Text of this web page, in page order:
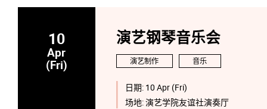
10
Apr
(Fri)
演艺钢琴音乐会
演艺制作 音乐
日期: 10 Apr (Fri)
场地:演艺学院友谊社演奏厅